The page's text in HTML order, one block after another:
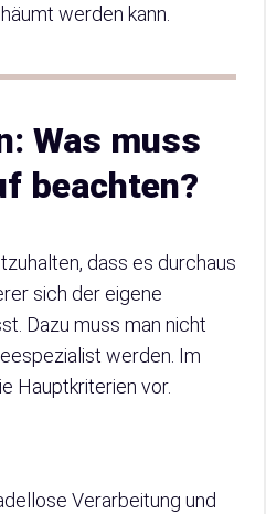
werden kann.
Was muss
beachten?
dass es durchaus
sich der eigene
Dazu muss man nicht
werden. Im
Hauptkriterien vor.
Verarbeitung und